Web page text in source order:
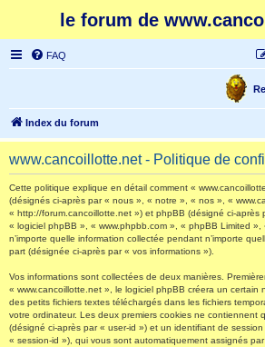
le forum de
FAQ
Index du forum
www.cancoillotte.net - Politique de
Cette politique explique en détail comment «
(désignés ci-après par « nous », « notre », « nos », «
« http://forum.cancoillotte.net ») et phpBB (désigné ci-après
« logiciel phpBB », « www.phpbb.com », « phpBB Limited
n’importe quelle information collectée pendant n’importe
part (désignée ci-après par « vos informations »).
Vos informations sont collectées de deux manières.
« www.cancoillotte.net », le logiciel phpBB créera un certain
des petits fichiers textes téléchargés dans les fichiers
votre ordinateur. Les deux premiers cookies ne contiennent
(désigné ci-après par « user-id ») et un identifiant de
« session-id »), qui vous sont automatiquement assignés